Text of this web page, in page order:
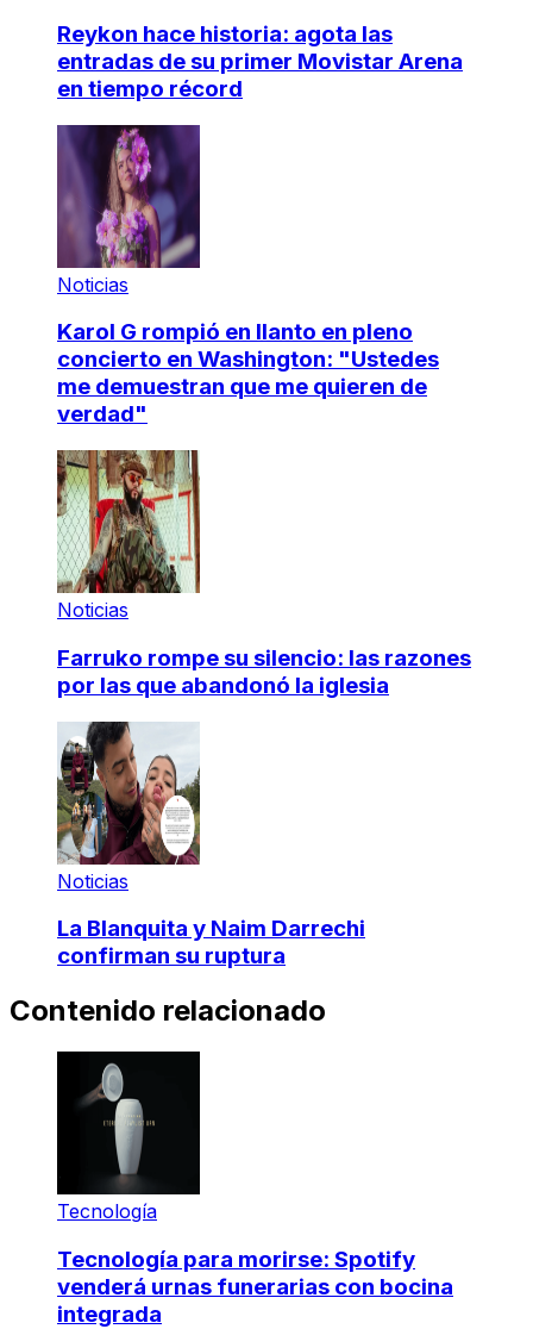
Reykon hace historia: agota las
entradas de su primer Movistar Arena
en tiempo récord
Noticias
Karol G rompió en llanto en pleno
concierto en Washington: "Ustedes
me demuestran que me quieren de
verdad"
Noticias
Farruko rompe su silencio: las razones
por las que abandonó la iglesia
Noticias
La Blanquita y Naim Darrechi
confirman su ruptura
Contenido relacionado
Tecnología
Tecnología para morirse: Spotify
venderá urnas funerarias con bocina
integrada